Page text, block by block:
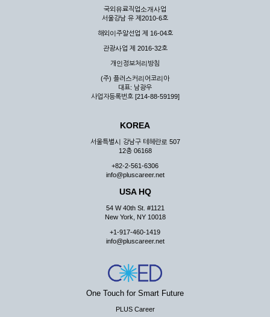
국외유료직업소개사업
서울강남 유 제2010-6호
해외이주알선업 제 16-04호
관광사업 제 2016-32호
개인정보처리방침
(주) 플러스커리어코리아
대표: 남광우
사업자등록번호 [214-88-59199]
KOREA
서울특별시 강남구 테헤란로 507
12층 06168
+82-2-561-6306
info@pluscareer.net
USA HQ
54 W 40th St. #1121
New York, NY 10018
+1-917-460-1419
info@pluscareer.net
One Touch for Smart Future
PLUS Career